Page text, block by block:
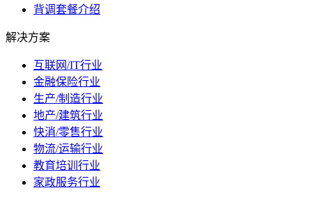
背调套餐介绍
解决方案
互联网/IT行业
金融保险行业
生产/制造行业
地产/建筑行业
快消/零售行业
物流/运输行业
教育培训行业
家政服务行业